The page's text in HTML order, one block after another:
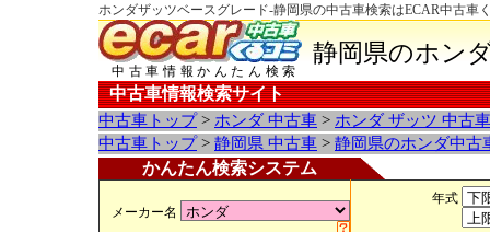
ホンダザッツベースグレード-静岡県の中古車検索はECAR中古車
中古車情報かんたん検索
静岡県のホン
中古車情報検索サイト
中古車トップ> ホンダ 中古車 > ホンダ ザッツ 中古
中古車トップ> 静岡県 中古車 > 静岡県のホンダ中古
かんたん検索システム
メーカー名
年式